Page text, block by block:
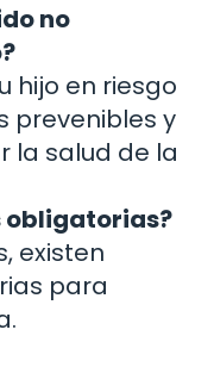
no
hijo en riesgo
prevenibles y
la salud de la
obligatorias?
existen
para